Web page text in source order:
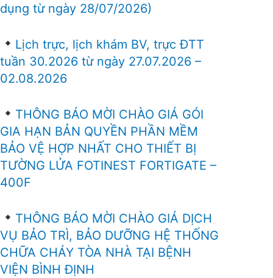
dụng từ ngày 28/07/2026)
Lịch trực, lịch khám BV, trực ĐTT
tuần 30.2026 từ ngày 27.07.2026 –
02.08.2026
THÔNG BÁO MỜI CHÀO GIÁ GÓI
GIA HẠN BẢN QUYỀN PHẦN MỀM
BẢO VỆ HỢP NHẤT CHO THIẾT BỊ
TƯỜNG LỬA FOTINEST FORTIGATE –
400F
THÔNG BÁO MỜI CHÀO GIÁ DỊCH
VỤ BẢO TRÌ, BẢO DƯỠNG HỆ THỐNG
CHỮA CHÁY TÒA NHÀ TẠI BỆNH
VIỆN BÌNH ĐỊNH